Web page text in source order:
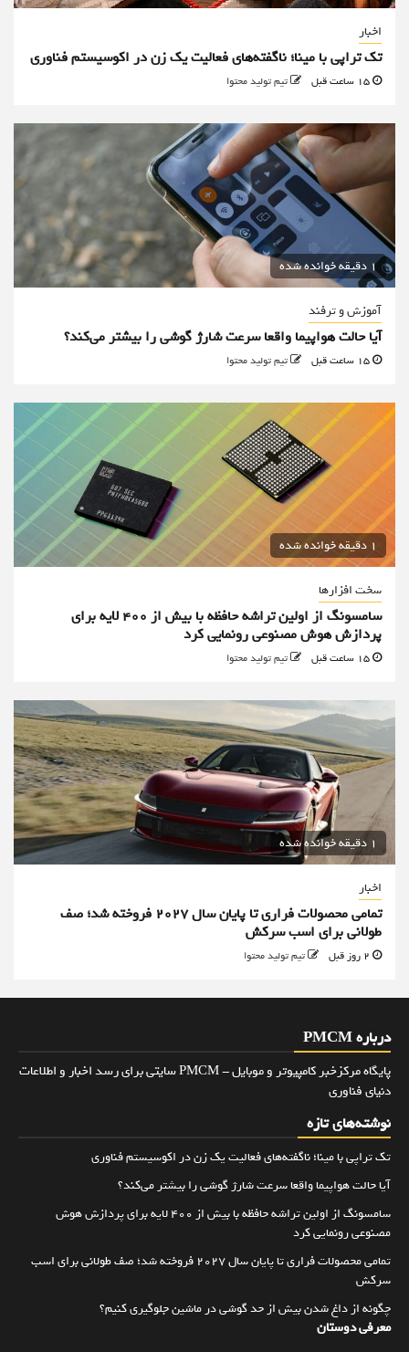
اخبار
تک تراپی با مینا؛ ناگفته‌های فعالیت یک زن در اکوسیستم فناوری
تیم تولید محتوا
1 دقیقه خوانده شده
آموزش و ترفند
آیا حالت هواپیما واقعا سرعت شارژ گوشی را بیشتر می‌کند؟
تیم تولید محتوا
1 دقیقه خوانده شده
سخت افزارها
سامسونگ از اولین تراشه حافظه با بیش از ۴۰۰ لایه برای
پردازش هوش مصنوعی رونمایی کرد
تیم تولید محتوا
1 دقیقه خوانده شده
اخبار
تمامی محصولات فراری تا پایان سال ۲۰۲۷ فروخته شد؛ صف
طولانی برای اسب سرکش
تیم تولید محتوا
درباره PMCM
پایگاه مرکزخبر کامپیوتر و موبایل - PMCM سایتی برای رسد اخبار و اطلاعات
دنیای فناوری
نوشته‌های تازه
تک تراپی با مینا؛ ناگفته‌های فعالیت یک زن در اکوسیستم فناوری
آیا حالت هواپیما واقعا سرعت شارژ گوشی را بیشتر می‌کند؟
سامسونگ از اولین تراشه حافظه با بیش از ۴۰۰ لایه برای پردازش هوش
مصنوعی رونمایی کرد
تمامی محصولات فراری تا پایان سال ۲۰۲۷ فروخته شد؛ صف طولانی برای اسب
سرکش
چگونه از داغ شدن بیش از حد گوشی در ماشین جلوگیری کنیم؟
معرفی دوستان